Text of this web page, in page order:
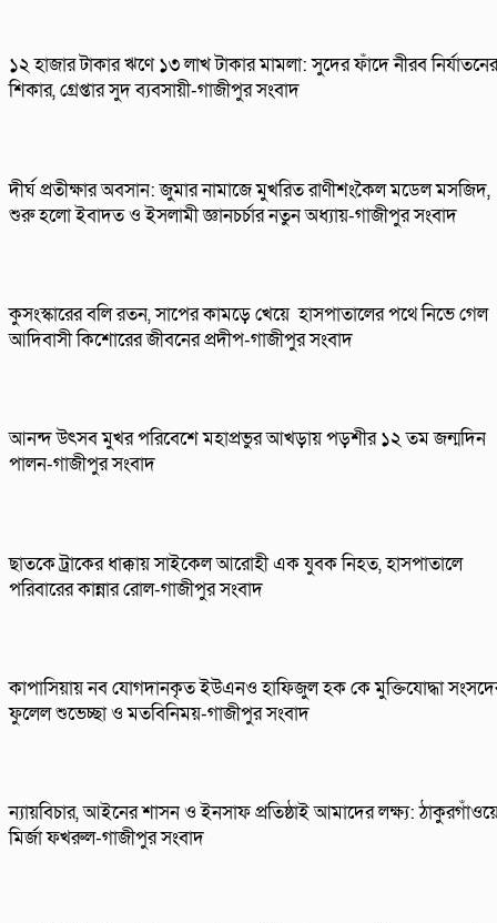
১২ হাজার টাকার ঋণে ১৩ লাখ টাকার মামলা: সুদের ফাঁদে নীরব নির্যাতনের
শিকার, গ্রেপ্তার সুদ ব্যবসায়ী-গাজীপুর সংবাদ
দীর্ঘ প্রতীক্ষার অবসান: জুমার নামাজে মুখরিত রাণীশংকৈল মডেল মসজিদ,
শুরু হলো ইবাদত ও ইসলামী জ্ঞানচর্চার নতুন অধ্যায়-গাজীপুর সংবাদ
কুসংস্কারের বলি রতন, সাপের কামড়ে খেয়ে হাসপাতালের পথে নিভে গেল
আদিবাসী কিশোরের জীবনের প্রদীপ-গাজীপুর সংবাদ
আনন্দ উৎসব মুখর পরিবেশে মহাপ্রভুর আখড়ায় পড়শীর ১২ তম জন্মদিন
পালন-গাজীপুর সংবাদ
ছাতকে ট্রাকের ধাক্কায় সাইকেল আরোহী এক যুবক নিহত, হাসপাতালে
পরিবারের কান্নার রোল-গাজীপুর সংবাদ
কাপাসিয়ায় নব যোগদানকৃত ইউএনও হাফিজুল হক কে মুক্তিযোদ্ধা
ফুলেল শুভেচ্ছা ও মতবিনিময়-গাজীপুর সংবাদ
ন্যায়বিচার, আইনের শাসন ও ইনসাফ প্রতিষ্ঠাই আমাদের লক্ষ্য:
মির্জা ফখরুল-গাজীপুর সংবাদ